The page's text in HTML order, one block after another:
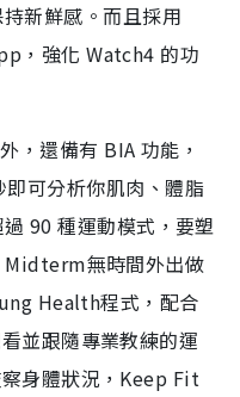
新鮮感。而且採用
，強化 Watch4 的功
，還備有 BIA 功能，
可分析你肌肉、體脂
90 種運動模式，要塑
無時間外出做
Health程式，配合
並跟隨專業教練的運
身體狀況，Keep Fit